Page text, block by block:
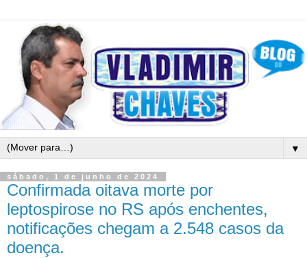
▼
sábado, 1 de junho de 2024
Confirmada oitava morte por
leptospirose no RS após enchentes,
notificações chegam a 2.548 casos da
doença.